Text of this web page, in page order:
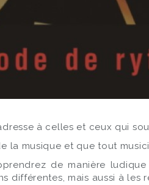
à celles et ceux qui
la musique et que tout
de manière
différentes, mais aussi à les